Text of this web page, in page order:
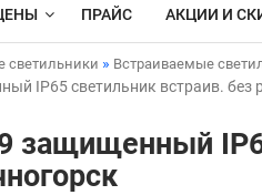
ПРАЙС АКЦИИ И
светильники Встраиваемые
IP65 светильник встраив. без
защищенный